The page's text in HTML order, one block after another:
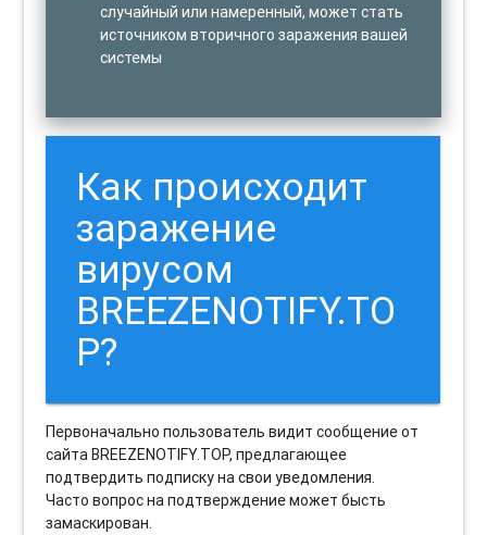
случайный или намеренный, может стать
источником вторичного заражения вашей
системы
Как происходит
заражение
вирусом
BREEZENOTIFY.TO
P?
Первоначально пользователь видит сообщение от
сайта BREEZENOTIFY.TOP, предлагающее
подтвердить подписку на свои уведомления.
Часто вопрос на подтверждение может бысть
замаскирован.